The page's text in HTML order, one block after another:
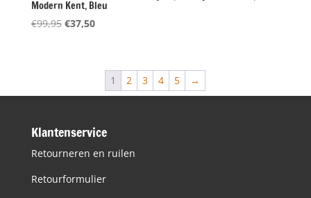
Modern Kent, Bleu
€99,95 Oorspronkelijke
€37,50Huidige
€37,50.
1 2 3 4 5 →
Klantenservice
Retourneren en ruilen
Retourformulier